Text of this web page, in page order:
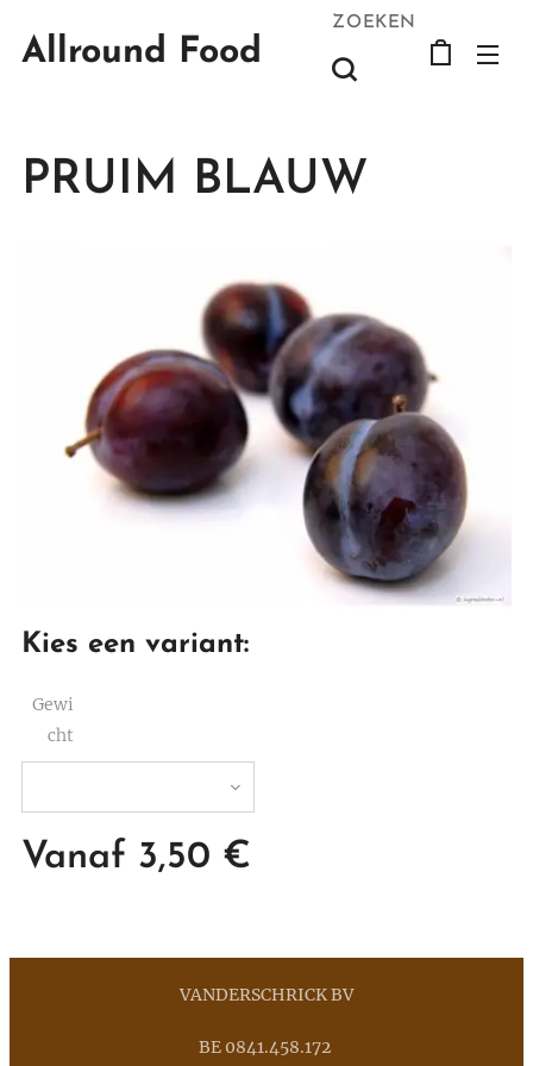
Allround Food
ZOEKEN
PRUIM BLAUW
Kies een variant:
Gewi
cht
Vanaf 3,50 €
VANDERSCHRICK BV
BE 0841.458.172